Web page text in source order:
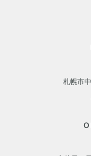
札幌市